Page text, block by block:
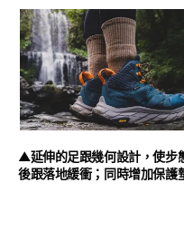
▲延伸的足跟幾何設計，使步
後跟落地緩衝；同時增加保護